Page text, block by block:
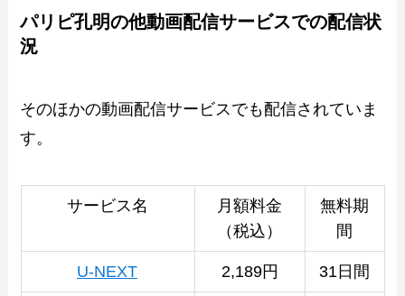
パリピ孔明の他動画配信サービスでの配信状
況
そのほかの動画配信サービスでも配信されていま
す。
サービス名
月額料金
（税込）
無料期
間
U-NEXT 2,189円 31日間